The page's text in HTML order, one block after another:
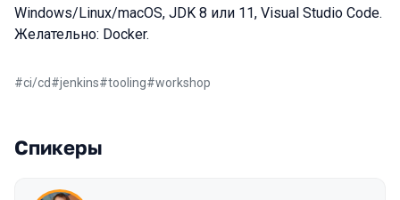
Windows/Linux/macOS, JDK 8 или 11, Visual Studio Code.
Желательно: Docker.
#ci/cd#jenkins#tooling#workshop
Спикеры